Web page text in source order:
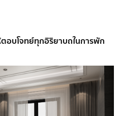
อบโจทย์ทุกอิริยาบถในการพัก